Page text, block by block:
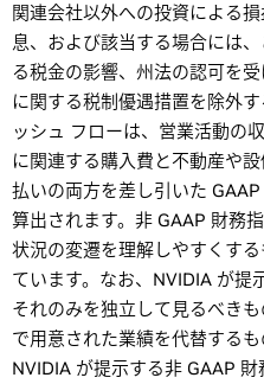
関連会社以外への投資による
息、および該当する場合には
る税金の影響、州法の認可を
に関する税制優遇措置を除外
ッシュ フローは、営業活動の
に関連する購入費と不動産や
払いの両方を差し引いた
算出されます。非 GAAP 財務
状況の変遷を理解しやすくす
ています。なお、NVIDIA が提
それのみを独立して見るべき
で用意された業績を代替するも
NVIDIA が提示する非 GAAP